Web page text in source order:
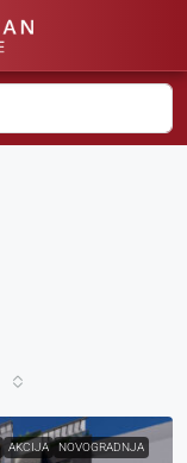
AKCIJA NOVOGRADNJA